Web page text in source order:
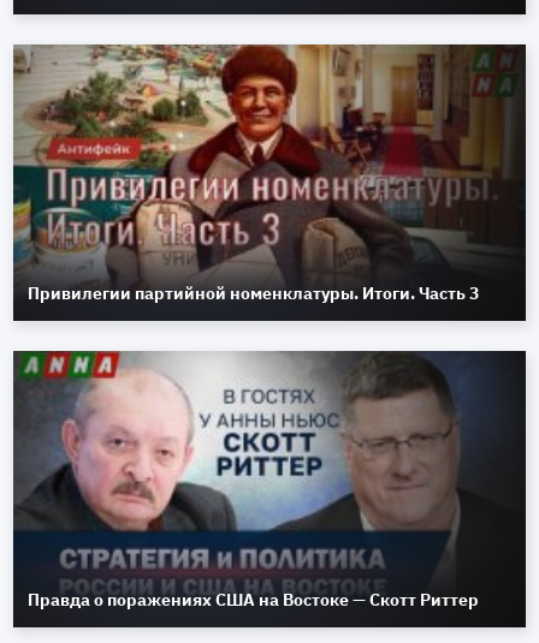
Привилегии партийной номенклатуры. Итоги. Часть 3
Правда о поражениях США на Востоке — Скотт Риттер